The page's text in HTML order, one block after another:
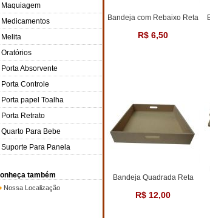
Absorvente
Controle
papel Toalha
Retrato
Para Bebe
Para Panela
também
Nossa Localização
Bandeja com Rebaixo Reta
R$ 6,50
Bandeja Quadrada Reta
R$ 12,00